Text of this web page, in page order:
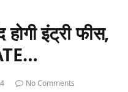
इंट्री फीस,
No Comments